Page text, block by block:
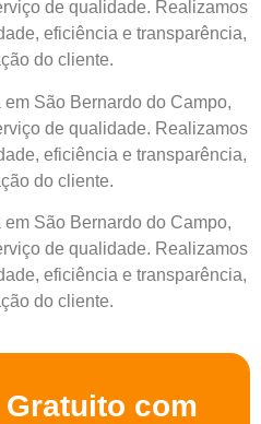
de qualidade. Realizamos
eficiência e transparência,
do cliente.
São Bernardo do Campo,
de qualidade. Realizamos
eficiência e transparência,
do cliente.
São Bernardo do Campo,
de qualidade. Realizamos
eficiência e transparência,
do cliente.
com